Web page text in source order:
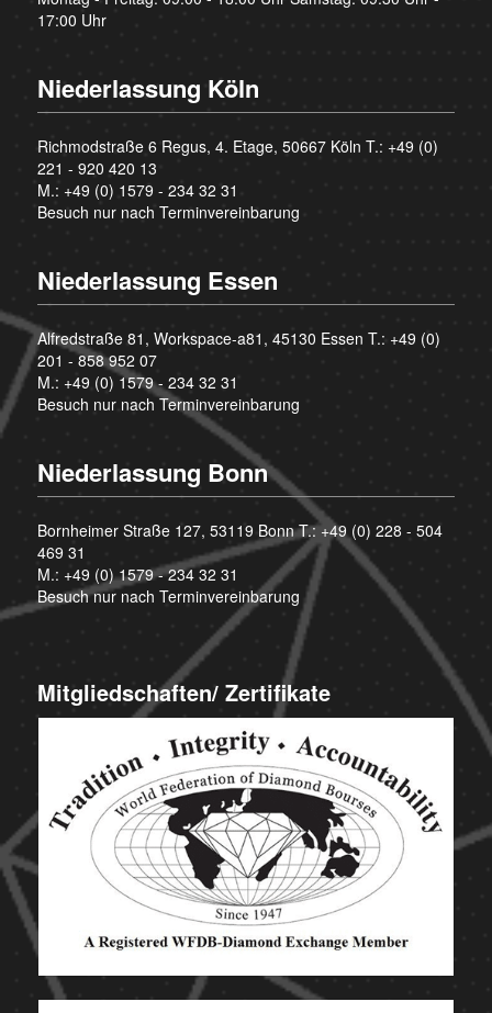
17:00 Uhr
Niederlassung Köln
Richmodstraße 6 Regus, 4. Etage, 50667 Köln T.: +49 (0)
221 - 920 420 13
M.: +49 (0) 1579 - 234 32 31
Besuch nur nach Terminvereinbarung
Niederlassung Essen
Alfredstraße 81, Workspace-a81, 45130 Essen T.: +49 (0)
201 - 858 952 07
M.: +49 (0) 1579 - 234 32 31
Besuch nur nach Terminvereinbarung
Niederlassung Bonn
Bornheimer Straße 127, 53119 Bonn T.:+49 (0) 228 - 504
469 31
M.: +49 (0) 1579 - 234 32 31
Besuch nur nach Terminvereinbarung
Mitgliedschaften/ Zertifikate